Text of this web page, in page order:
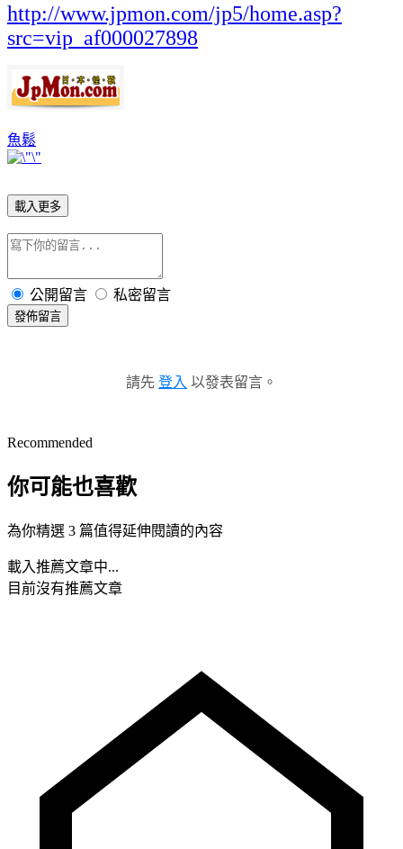
http://www.jpmon.com/jp5/home.asp?
src=vip_af000027898
魚鬆
載入更多
公開留言 私密留言
發佈留言
請先 登入 以發表留言。
Recommended
你可能也喜歡
為你精選 3 篇值得延伸閱讀的內容
載入推薦文章中...
目前沒有推薦文章